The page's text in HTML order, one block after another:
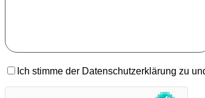
Ich stimme der Datenschutzerklärung zu